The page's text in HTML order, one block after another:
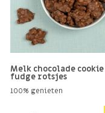
Melk chocolade cookie
fudge rotsjes
100% genieten